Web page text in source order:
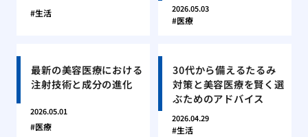
生活 2026.05.03
医療
最新の美容医療における
注射技術と成分の進化
2026.05.01
医療
30代から備えるたるみ
対策と美容医療を賢く選
ぶためのアドバイス
2026.04.29
生活